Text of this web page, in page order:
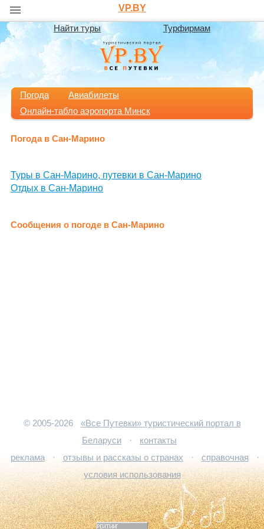
VP.BY
Найти туры Турфирмам
Погода
Авиабилеты
Онлайн-табло аэропорта Минск
Погода в Сан-Марино
Туры в Сан-Марино, путевки в Сан-Марино
Отдых в Сан-Марино
Сообщения о погоде в Сан-Марино
© 2005-2026
«Все Путевки» туристический портал в
Беларуси
·
контакты
реклама
· отзывы и рассказы о странах · справочная
·
условия использования